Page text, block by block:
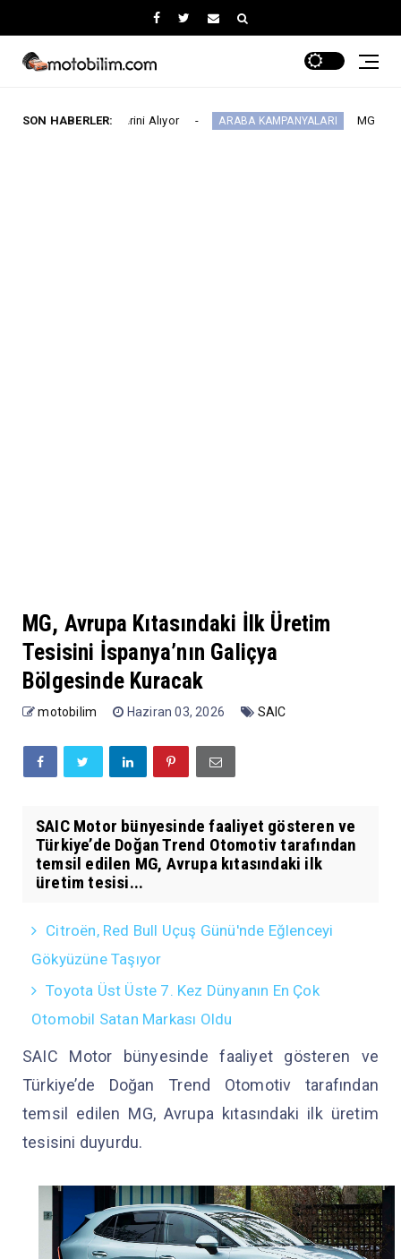
SON HABERLER:
Yerini Alıyor ARABA KAMPANYALARI MG 2.290.000 TL’den
MG, Avrupa Kıtasındaki İlk Üretim
Tesisini İspanya’nın Galiçya
Bölgesinde Kuracak
motobilim Haziran 03, 2026 SAIC
SAIC Motor bünyesinde faaliyet gösteren ve
Türkiye’de Doğan Trend Otomotiv tarafından
temsil edilen MG, Avrupa kıtasındaki ilk
üretim tesisi...
Citroën, Red Bull Uçuş Günü'nde Eğlenceyi
Gökyüzüne Taşıyor
Toyota Üst Üste 7. Kez Dünyanın En Çok
Otomobil Satan Markası Oldu
SAIC Motor bünyesinde faaliyet gösteren ve
Türkiye’de Doğan Trend Otomotiv tarafından
temsil edilen MG, Avrupa kıtasındaki ilk üretim
tesisini duyurdu.